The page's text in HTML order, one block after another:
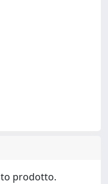
prodotto.